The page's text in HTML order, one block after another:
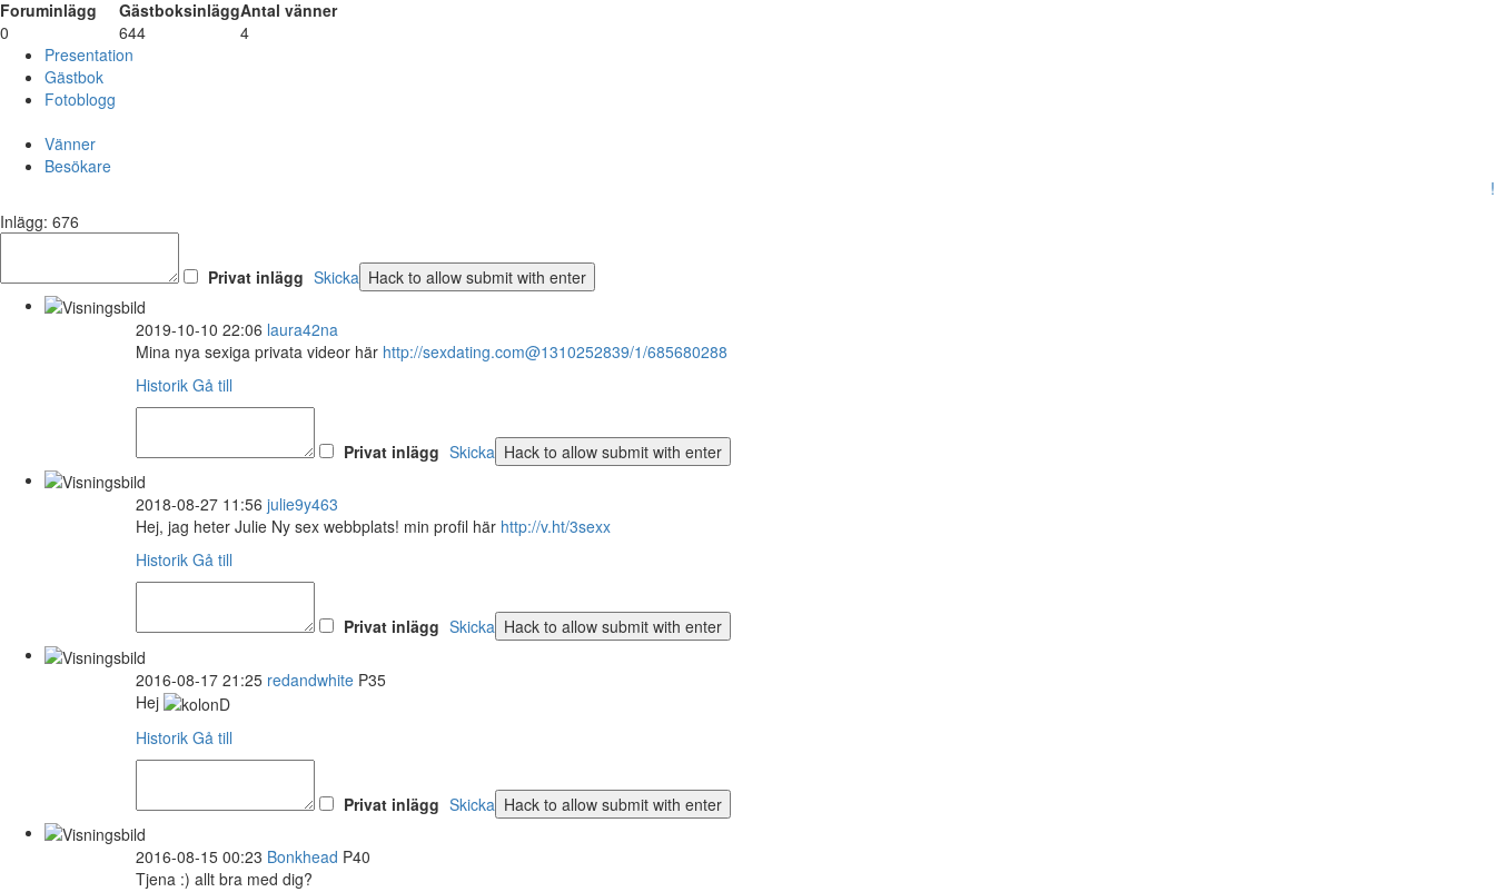
Foruminlägg
GästboksinläggAntal vänner
0
644
4
Presentation
Gästbok
Fotoblogg
Vänner
Besökare
!
Inlägg: 676
Privat inlägg Skicka
2019-10-10 22:06 laura42na
Mina nya sexiga privata videor här http://sexdating.com@1310252839/1/685680288
Historik Gå till
Privat inlägg Skicka
2018-08-27 11:56 julie9y463
Hej, jag heter Julie Ny sex webbplats! min profil här http://v.ht/3sexx
Historik Gå till
Privat inlägg Skicka
2016-08-17 21:25 redandwhite P35
Hej
Historik Gå till
Privat inlägg Skicka
2016-08-15 00:23 Bonkhead P40
Tjena :) allt bra med dig?